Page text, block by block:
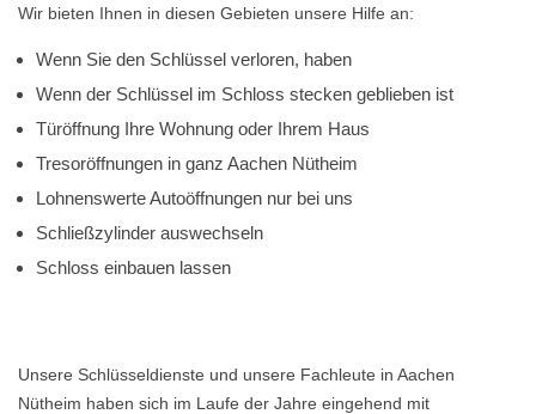
Wir bieten Ihnen in diesen Gebieten unsere Hilfe an:
Wenn Sie den Schlüssel verloren, haben
Wenn der Schlüssel im Schloss stecken geblieben ist
Türöffnung Ihre Wohnung oder Ihrem Haus
Tresoröffnungen in ganz Aachen Nütheim
Lohnenswerte Autoöffnungen nur bei uns
Schließzylinder auswechseln
Schloss einbauen lassen
Unsere Schlüsseldienste und unsere Fachleute in Aachen
Nütheim haben sich im Laufe der Jahre eingehend mit